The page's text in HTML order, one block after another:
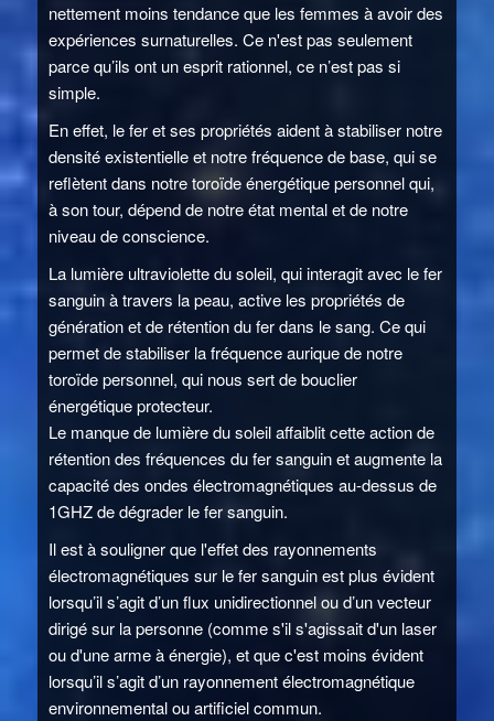
nettement moins tendance que les femmes à avoir des
expériences surnaturelles. Ce n'est pas seulement
parce qu’ils ont un esprit rationnel, ce n’est pas si
simple.
En effet, le fer et ses propriétés aident à stabiliser notre
densité existentielle et notre fréquence de base, qui se
reflètent dans notre toroïde énergétique personnel qui,
à son tour, dépend de notre état mental et de notre
niveau de conscience.
La lumière ultraviolette du soleil, qui interagit avec le fer
sanguin à travers la peau, active les propriétés de
génération et de rétention du fer dans le sang. Ce qui
permet de stabiliser la fréquence aurique de notre
toroïde personnel, qui nous sert de bouclier
énergétique protecteur.
Le manque de lumière du soleil affaiblit cette action de
rétention des fréquences du fer sanguin et augmente la
capacité des ondes électromagnétiques au-dessus de
1GHZ de dégrader le fer sanguin.
Il est à souligner que l'effet des rayonnements
électromagnétiques sur le fer sanguin est plus évident
lorsqu’il s’agit d’un flux unidirectionnel ou d’un vecteur
dirigé sur la personne (comme s'il s'agissait d'un laser
ou d'une arme à énergie), et que c'est moins évident
lorsqu’il s’agit d’un rayonnement électromagnétique
environnemental ou artificiel commun.